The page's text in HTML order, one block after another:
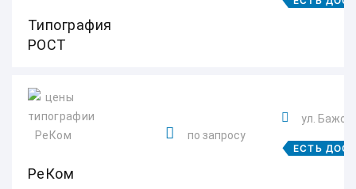
Типография
РОСТ
РеКом
по запросу
ул.
ЕСТЬ